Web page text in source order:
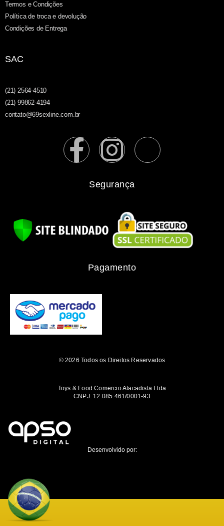
Termos e Condições
Política de troca e devolução
Condições de Entrega
SAC
(21) 2564-4510
(21) 99862-4194
contato@69sexline.com.br
Segurança
Pagamento
© 2026 Todos os Direitos Reservados
Toys & Food Comercio Atacadista Ltda
CNPJ: 12.085.461/0001-93
Desenvolvido por: